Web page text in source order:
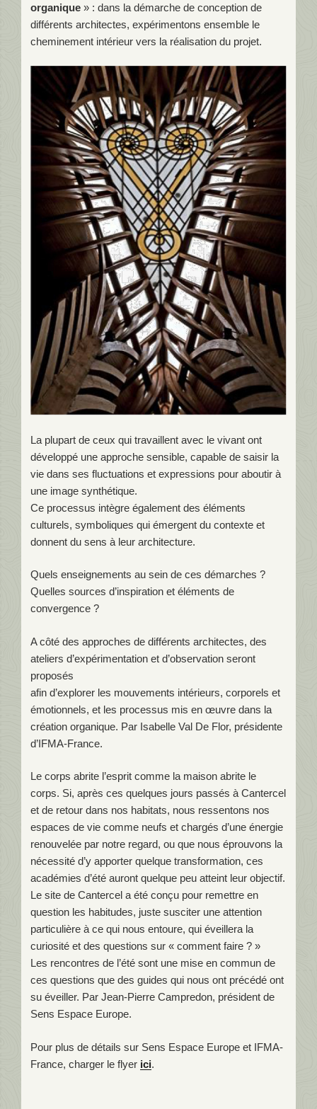
organique » : dans la démarche de conception de
différents architectes, expérimentons ensemble le
cheminement intérieur vers la réalisation du projet.
La plupart de ceux qui travaillent avec le vivant ont
développé une approche sensible, capable de saisir la
vie dans ses fluctuations et expressions pour aboutir à
une image synthétique.
Ce processus intègre également des éléments
culturels, symboliques qui émergent du contexte et
donnent du sens à leur architecture.
Quels enseignements au sein de ces démarches ?
Quelles sources d’inspiration et éléments de
convergence ?
A côté des approches de différents architectes, des
ateliers d’expérimentation et d’observation seront
proposés
afin d’explorer les mouvements intérieurs, corporels et
émotionnels, et les processus mis en œuvre dans la
création organique. Par Isabelle Val De Flor, présidente
d’IFMA-France.
Le corps abrite l’esprit comme la maison abrite le
corps. Si, après ces quelques jours passés à Cantercel
et de retour dans nos habitats, nous ressentons nos
espaces de vie comme neufs et chargés d’une énergie
renouvelée par notre regard, ou que nous éprouvons la
nécessité d’y apporter quelque transformation, ces
académies d’été auront quelque peu atteint leur objectif.
Le site de Cantercel a été conçu pour remettre en
question les habitudes, juste susciter une attention
particulière à ce qui nous entoure, qui éveillera la
curiosité et des questions sur « comment faire ? »
Les rencontres de l’été sont une mise en commun de
ces questions que des guides qui nous ont précédé ont
su éveiller. Par Jean-Pierre Campredon, président de
Sens Espace Europe.
Pour plus de détails sur Sens Espace Europe et IFMA-
France, charger le flyer ici.